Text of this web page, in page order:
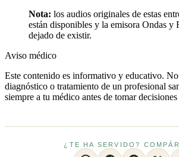
Nota: los audios originales de estas
están disponibles y la emisora Ondas y
dejado de existir.
Aviso médico
Este contenido es informativo y educativo.
diagnóstico o tratamiento de un profesional
siempre a tu médico antes de tomar
¿TE HA SERVIDO?